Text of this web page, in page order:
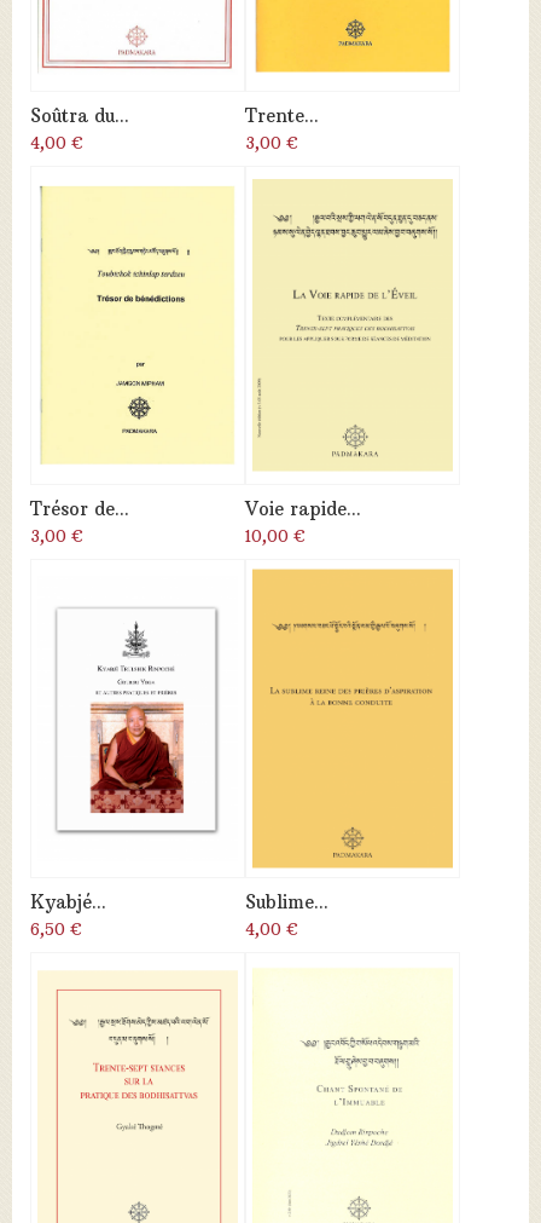
Soûtra du...
4,00 €
Trente...
3,00 €
Trésor de...
3,00 €
Voie rapide...
10,00 €
Kyabjé...
6,50 €
Sublime...
4,00 €